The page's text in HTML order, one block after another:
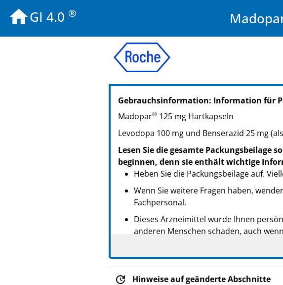
GI 4.0 ®
PZN: 03395803
PPN: 110339580368
NTIN: 04150033958031
Gebrauchsinformation: Information für
Madopar® 125 mg Hartkapseln
Levodopa 100 mg und Benserazid 25 mg
Lesen Sie die gesamte Packungsbeilage
beginnen, denn sie enthält wichtige
Heben Sie die Packungsbeilage auf.
Wenn Sie weitere Fragen haben,
Fachpersonal.
Dieses Arzneimittel wurde Ihnen
anderen Menschen schaden, auch
Wenn Sie Nebenwirkungen bemerken,
Fachpersonal. Dies gilt auch für
Hinweise auf geänderte Abschnitte